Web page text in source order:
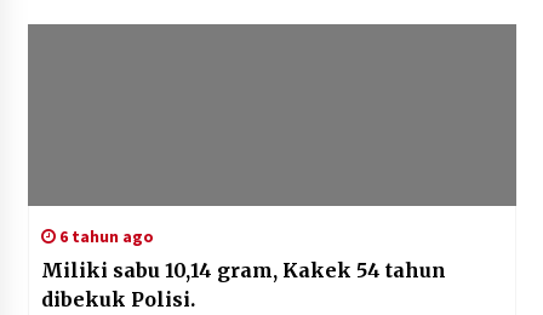
6 tahun ago
Miliki sabu 10,14 gram, Kakek 54 tahun
dibekuk Polisi.